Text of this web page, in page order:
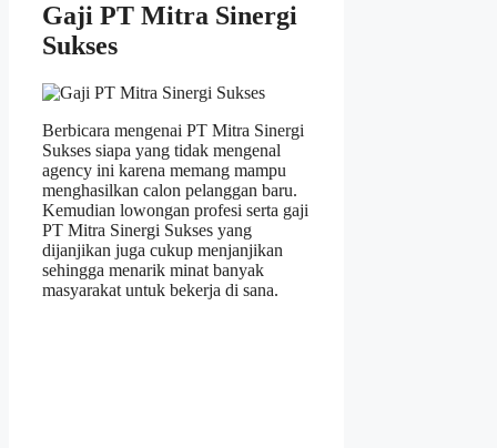
Gaji PT Mitra Sinergi
Sukses
Berbicara mengenai PT Mitra Sinergi
Sukses siapa yang tidak mengenal
agency ini karena memang mampu
menghasilkan calon pelanggan baru.
Kemudian lowongan profesi serta gaji
PT Mitra Sinergi Sukses yang
dijanjikan juga cukup menjanjikan
sehingga menarik minat banyak
masyarakat untuk bekerja di sana.